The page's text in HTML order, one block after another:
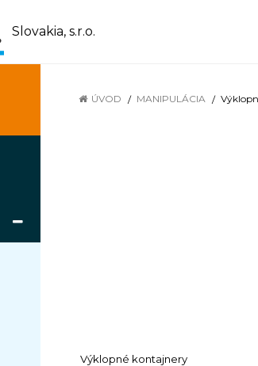
Slovakia, s.r.o.
ÚVOD MANIPULÁCIA
Výklopné kontajnery